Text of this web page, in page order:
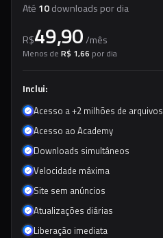
Até 10downloads por dia
R$49,90 /mês
Menos de R$ 1,66 por dia
Inclui:
Acesso a +2 milhões de arquivos
Acesso ao Academy
Downloads simultâneos
Velocidade máxima
Site sem anúncios
Atualizações diárias
Liberação imediata